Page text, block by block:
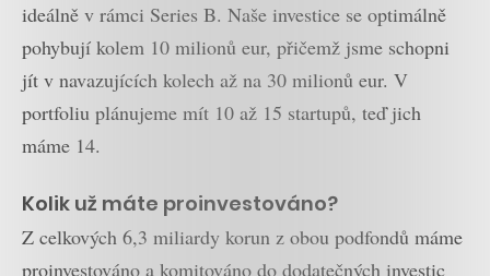
ideálně v rámci Series B. Naše investice se optimálně
pohybují kolem 10 milionů eur, přičemž jsme schopni
jít v navazujících kolech až na 30 milionů eur. V
portfoliu plánujeme mít 10 až 15 startupů, teď jich
máme 14.
Kolik už máte proinvestováno?
Z celkových 6,3 miliardy korun z obou podfondů máme
proinvestováno a komitováno do dodatečných investic